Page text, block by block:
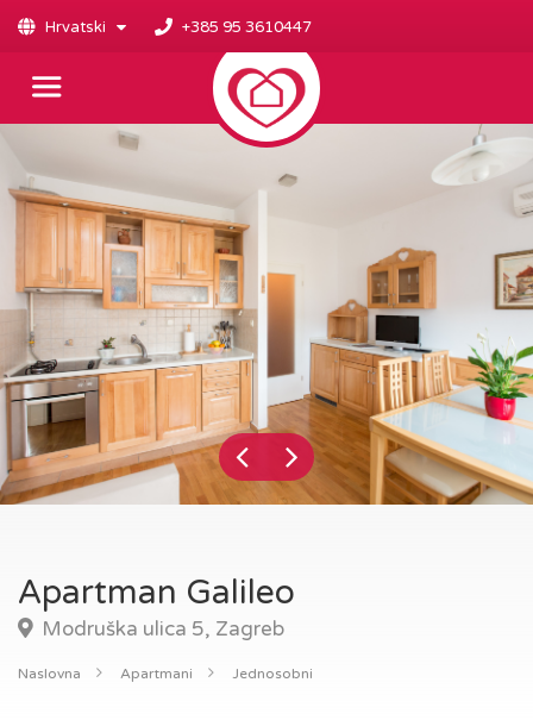
Hrvatski +385 95 3610447
Apartman Galileo
Modruška ulica 5, Zagreb
Naslovna Apartmani Jednosobni